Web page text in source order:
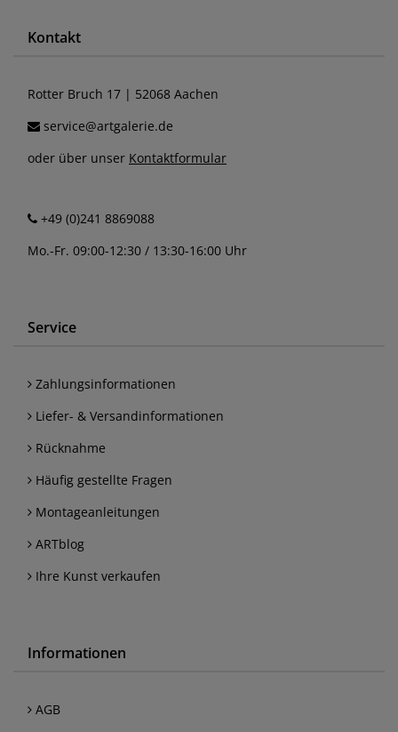
Kontakt
Rotter Bruch 17 | 52068 Aachen
service@artgalerie.de
oder über unser Kontaktformular
+49 (0)241 8869088
Mo.-Fr. 09:00-12:30 / 13:30-16:00 Uhr
Service
Zahlungsinformationen
Liefer- & Versandinformationen
Rücknahme
Häufig gestellte Fragen
Montageanleitungen
ARTblog
Ihre Kunst verkaufen
Informationen
AGB